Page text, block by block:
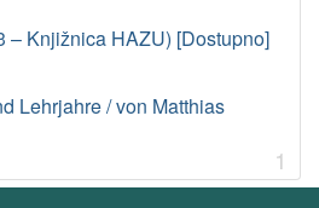
– Knjižnica HAZU) [Dostupno]
Lehrjahre / von Matthias
1